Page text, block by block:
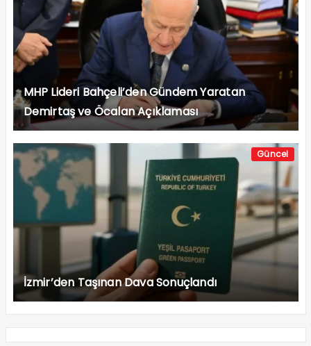
MHP Lideri Bahçeli’den Gündem Yaratan
Demirtaş ve Öcalan Açıklaması
Güncel
İzmir’den Taşınan Dava Sonuçlandı